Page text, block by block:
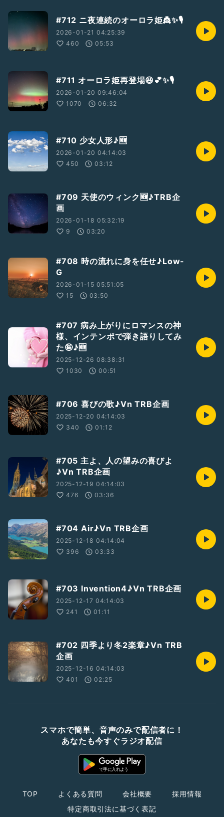
#712 ニ夜連続のオーロラ姫👸✨🎙️
2026-01-21 04:25:39
460
05:53
#711 オーロラ姫再登場😆💕✨🎙️
2026-01-20 09:46:04
1070
06:32
#710 少女人形♪🆕
2026-01-20 04:14:03
450
03:12
#709 天使のウィンク🆕♪TRB企
画
2026-01-18 05:32:19
9
03:20
#708 時の流れに身を任せ♪Low-
G
2026-01-15 05:51:05
15
03:50
#707 病み上がりにロマンスの神
様、インテンポで弾き語りしてみ
た🤪♪🆕
2025-12-26 08:38:31
1030
00:51
#706 喜びの歌♪Vn TRB企画
2025-12-20 04:14:03
340
01:12
#705 主よ、人の望みの喜びよ
♪Vn TRB企画
2025-12-19 04:14:03
476
03:36
#704 Air♪Vn TRB企画
2025-12-18 04:14:04
396
03:33
#703 Invention4♪Vn TRB企画
2025-12-17 04:14:03
241
01:11
#702 四季より冬2楽章♪Vn TRB
企画
2025-12-16 04:14:03
401
02:25
スマホで簡単、音声のみで配信者に！
あなたも今すぐラジオ配信
TOP よくある質問 会社概要
採用情報
特定商取引法に基づく表記